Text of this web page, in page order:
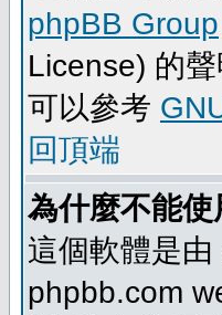
phpBB Group
License) 的
可以參考
回頂端
為什麼不能
這個軟體是
phpbb.com